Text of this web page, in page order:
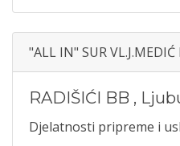
"ALL IN" SUR VL.J.MEDIĆ
RADIŠIĆI BB ,
Djelatnosti pripreme i